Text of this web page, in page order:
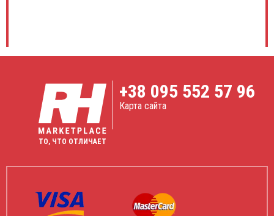
ТО, ЧТО ОТЛИЧАЕТ
+38 095 552 57 96
Карта сайта